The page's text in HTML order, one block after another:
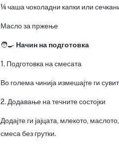
¼ чаша чоколадни капки или
Масло за пржење
🧑‍🍳 Начин на подготовка
1. Подготовка на смесата
Во голема чинија измешајте ги
2. Додавање на течните состојки
Додајте ги јајцата, млекото,
смеса без грутки.